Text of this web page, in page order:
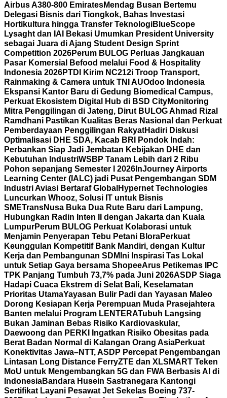
Airbus A380-800 EmiratesMendag Busan Bertemu
Delegasi Bisnis dari Tiongkok, Bahas Investasi
Hortikultura hingga Transfer TeknologiBlueScope
Lysaght dan IAI Bekasi Umumkan President University
sebagai Juara di Ajang Student Design Sprint
Competition 2026Perum BULOG Perluas Jangkauan
Pasar Komersial Befood melalui Food & Hospitality
Indonesia 2026PTDI Kirim NC212i Troop Transport,
Rainmaking & Camera untuk TNI AUOdoo Indonesia
Ekspansi Kantor Baru di Gedung Biomedical Campus,
Perkuat Ekosistem Digital Hub di BSD CityMonitoring
Mitra Penggilingan di Jateng, Dirut BULOG Ahmad Rizal
Ramdhani Pastikan Kualitas Beras Nasional dan Perkuat
Pemberdayaan Penggilingan RakyatHadiri Diskusi
Optimalisasi DHE SDA, Kacab BRI Pondok Indah:
Perbankan Siap Jadi Jembatan Kebijakan DHE dan
Kebutuhan IndustriWSBP Tanam Lebih dari 2 Ribu
Pohon sepanjang Semester I 2026 InJourney Airports
Learning Center (IALC) jadi Pusat Pengembangan SDM
Industri Aviasi Bertaraf Global Hypernet Technologies
Luncurkan Whooz, Solusi IT untuk Bisnis
SMETransNusa Buka Dua Rute Baru dari Lampung,
Hubungkan Radin Inten II dengan Jakarta dan Kuala
LumpurPerum BULOG Perkuat Kolaborasi untuk
Menjamin Penyerapan Tebu Petani BloraPerkuat
Keunggulan Kompetitif Bank Mandiri, dengan Kultur
Kerja dan Pembangunan SDM Ini Inspirasi Tas Lokal
untuk Setiap Gaya bersama ShopeeArus Petikemas IPC
TPK Panjang Tumbuh 73,7% pada Juni 2026ASDP Siaga
Hadapi Cuaca Ekstrem di Selat Bali, Keselamatan
Prioritas UtamaYayasan Bulir Padi dan Yayasan Maleo
Dorong Kesiapan Kerja Perempuan Muda Prasejahtera
Banten melalui Program LENTERATubuh Langsing
Bukan Jaminan Bebas Risiko Kardiovaskular,
Daewoong dan PERKI Ingatkan Risiko Obesitas pada
Berat Badan Normal di Kalangan Orang AsiaPerkuat
Konektivitas Jawa–NTT, ASDP Percepat Pengembangan
Lintasan Long Distance FerryZTE dan XLSMART Teken
MoU untuk Mengembangkan 5G dan FWA Berbasis AI di
IndonesiaBandara Husein Sastranegara Kantongi
Sertifikat Layani Pesawat Jet Sekelas Boeing 737-